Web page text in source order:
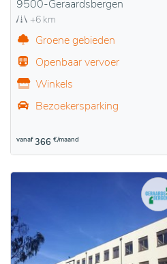
9500-Geraardsbergen
+6 km
Groene gebieden
Openbaar vervoer
Winkels
Bezoekersparking
vanaf 366 €/maand